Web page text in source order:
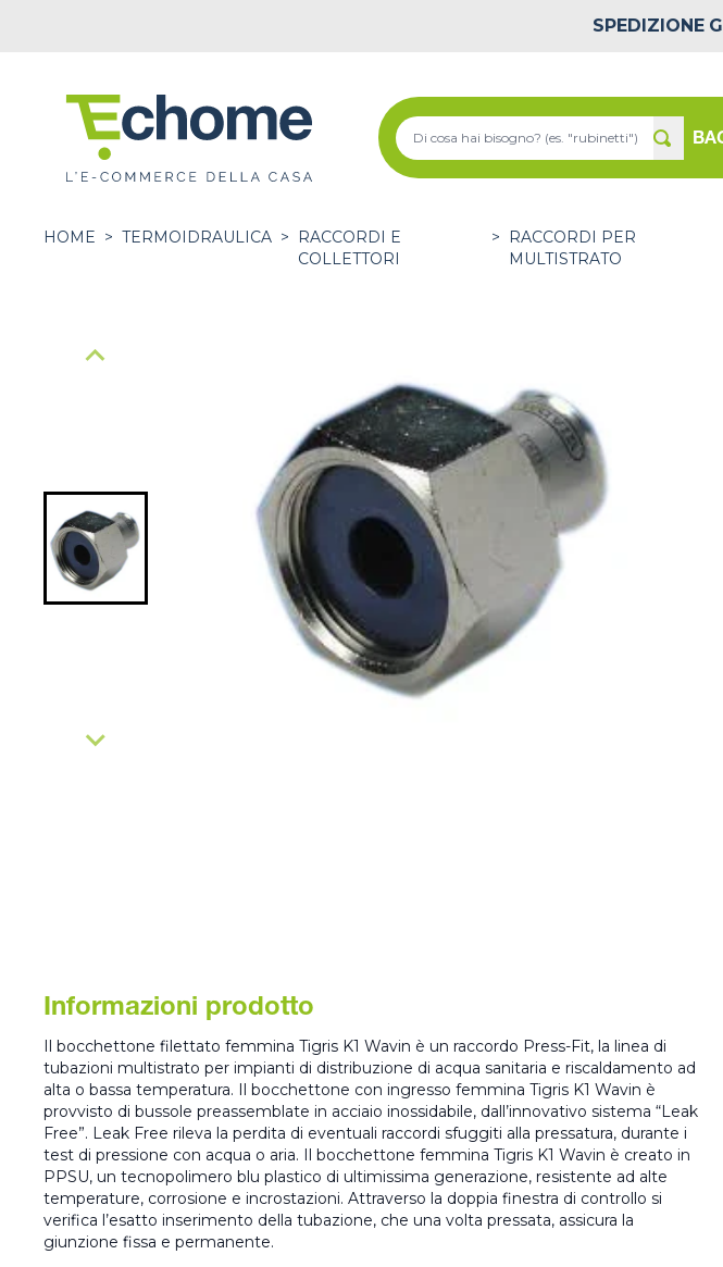
SPEDIZIONE
HOME > TERMOIDRAULICA >
RACCORDI E
COLLETTORI
>
RACCORDI PER
MULTISTRATO
Informazioni prodotto
Il bocchettone filettato femmina Tigris K1 Wavin è un raccordo Press-Fit, la linea di
tubazioni multistrato per impianti di distribuzione di acqua sanitaria e riscaldamento ad
alta o bassa temperatura. Il bocchettone con ingresso femmina Tigris K1 Wavin è
provvisto di bussole preassemblate in acciaio inossidabile, dall’innovativo sistema “Leak
Free”. Leak Free rileva la perdita di eventuali raccordi sfuggiti alla pressatura, durante i
test di pressione con acqua o aria. Il bocchettone femmina Tigris K1 Wavin è creato in
PPSU, un tecnopolimero blu plastico di ultimissima generazione, resistente ad alte
temperature, corrosione e incrostazioni. Attraverso la doppia finestra di controllo si
verifica l’esatto inserimento della tubazione, che una volta pressata, assicura la
giunzione fissa e permanente.